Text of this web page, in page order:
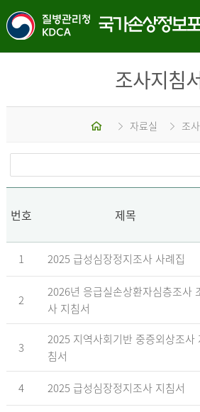
조사지침
홈 자료실 조
번호 제목
1 2025 급성심장정지조사 사례집
2
2026년 응급실손상환자심층조사
사 지침서
3
2025 지역사회기반 중증외상조사
침서
4 2025 급성심장정지조사 지침서